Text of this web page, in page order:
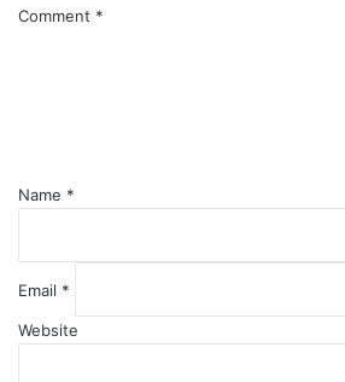
Comment *
Name *
Email *
Website